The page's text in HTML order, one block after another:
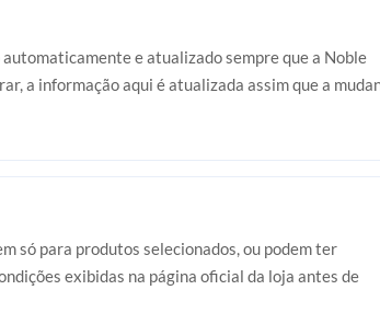
e atualizado sempre que a Noble
a informação aqui é atualizada assim que a
só para produtos selecionados, ou podem ter
exibidas na página oficial da loja antes de